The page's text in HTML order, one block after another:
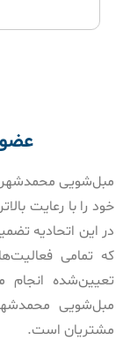
مبل‌شویی محمدشهر
خود را با رعایت
در این اتحادیه
که تمامی
تعیین‌شده
مبل‌شویی
مشتریان است.